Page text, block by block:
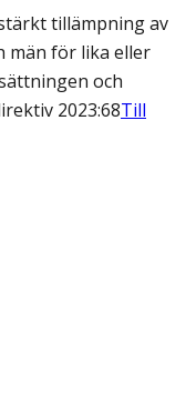
tillämpning av
män för lika eller
och
2023:68Till